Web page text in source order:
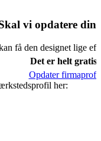
vi opdatere din
få den designet lige
Det er helt gratis.
Opdater firmaprofil
her: